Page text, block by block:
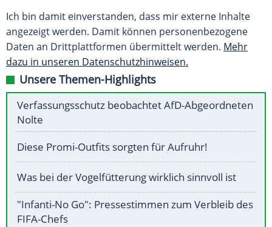
Ich bin damit einverstanden, dass mir externe Inhalte
angezeigt werden. Damit können personenbezogene
Daten an Drittplattformen übermittelt werden. Mehr
dazu in unseren Datenschutzhinweisen.
Unsere Themen-Highlights
Verfassungsschutz beobachtet AfD-Abgeordneten
Nolte
Diese Promi-Outfits sorgten für Aufruhr!
Was bei der Vogelfütterung wirklich sinnvoll ist
"Infanti-No Go": Pressestimmen zum Verbleib des
FIFA-Chefs